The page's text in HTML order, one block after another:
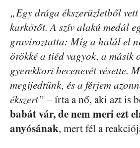
„Egy drága ékszerüzletből
karkötőt. A szív alakú medál
gravíroztatta: Míg a halál el
örökké a tiéd vagyok, a másik
gyerekkori becenevét vésette.
megijedtünk, és a férjem
ékszert” – írta a nő, aki azt is
babát vár, de nem meri ezt
anyósának, mert fél a